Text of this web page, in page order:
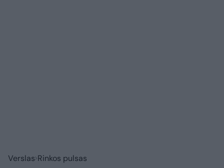
Verslas Rinkos pulsas